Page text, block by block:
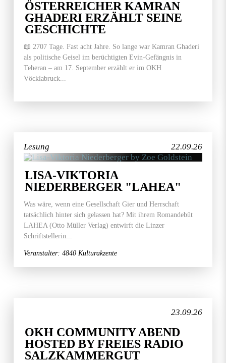
ÖSTERREICHER KAMRAN
GHADERI ERZÄHLT SEINE
GESCHICHTE
📖 2707 Tage. Fast acht Jahre. So lange war Kamran Ghaderi
als politische Geisel im berüchtigten Evin-Gefängnis in
Teheran – am 17. September erzählt er im OKH
Vöcklabruck...
22.09.26
Lesung
LISA-VIKTORIA
NIEDERBERGER "LAHEA"
Was wäre, wenn eine Gesellschaft Gier und Herrschaft
tatsächlich hinter sich gelassen hat? Mit ihrem Romandebüt
LAHEA (Otto Müller Verlag) entwirft die Linzer
Schriftstellerin...
Veranstalter: 4840 Kulturakzente
23.09.26
OKH COMMUNITY ABEND
HOSTED BY FREIES RADIO
SALZKAMMERGUT